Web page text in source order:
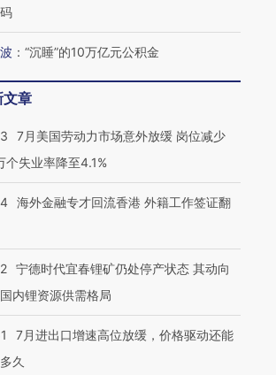
国走私7万
体内含3种
视线｜被称为“蟑螂”的印
度Z世代 用街头抗争将教
育部长拱下台
飞地休达
热百城独占
： “沉睡”的10万亿元公积金
文章
7月美国劳动力市场意外放缓 岗位减少
个失业率降至4.1%
海外金融专才回流香港 外籍工作签证翻
宁德时代宜春锂矿仍处停产状态 其动向
内锂资源供需格局
7月进出口增速高位放缓，价格驱动还能
久